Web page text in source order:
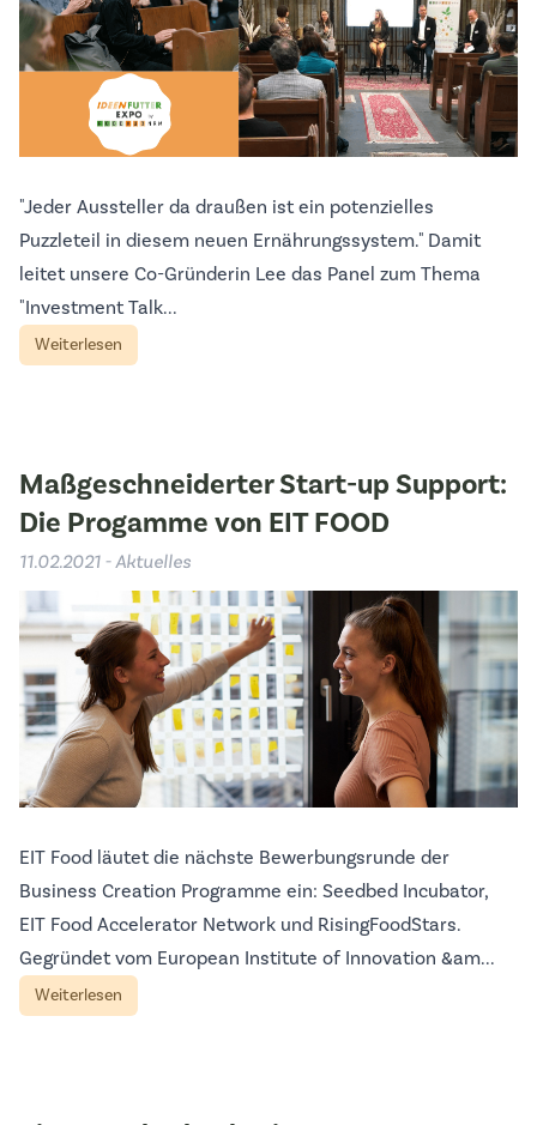
"Jeder Aussteller da draußen ist ein potenzielles
Puzzleteil in diesem neuen Ernährungssystem." Damit
leitet unsere Co-Gründerin Lee das Panel zum Thema
"Investment Talk...
Weiterlesen
Maßgeschneiderter Start-up Support:
Die Progamme von EIT FOOD
11.02.2021 - Aktuelles
EIT Food läutet die nächste Bewerbungsrunde der
Business Creation Programme ein: Seedbed Incubator,
EIT Food Accelerator Network und RisingFoodStars.
Gegründet vom European Institute of Innovation &am...
Weiterlesen